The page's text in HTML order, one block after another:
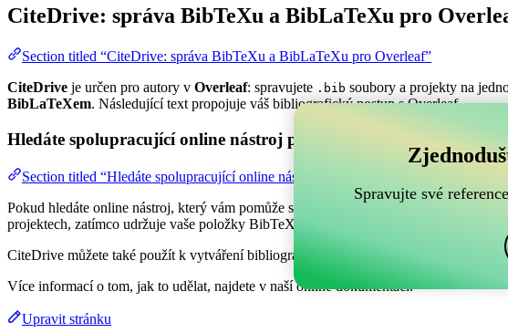
CiteDrive: správa BibTeXu a BibLaTeXu pro
Section titled “CiteDrive: správa BibTeXu a BibLaTeXu pro Overleaf”
CiteDrive je určen pro autory v Overleaf: spravujete .bib soubory a projekty na
BibLaTeXem. Následující text propojuje váš bibliografický postup s Overleaf.
Hledáte spolupracující online nástroj pro správu vašich BibTeX
Section titled “Hledáte spolupracující online nástroj pro správu vašich BibTeX
Pokud hledáte online nástroj, který vám pomůže spravovat vaše reference, citace a
projektech, zatímco udržuje vaše položky BibTeX aktuální ve vašem projektu
CiteDrive můžete také použít k vytváření bibliografií a citací v různých stylech,
Více informací o tom, jak to udělat, najdete v naší online dokumentaci.
Upravit stránku
Spravujte své